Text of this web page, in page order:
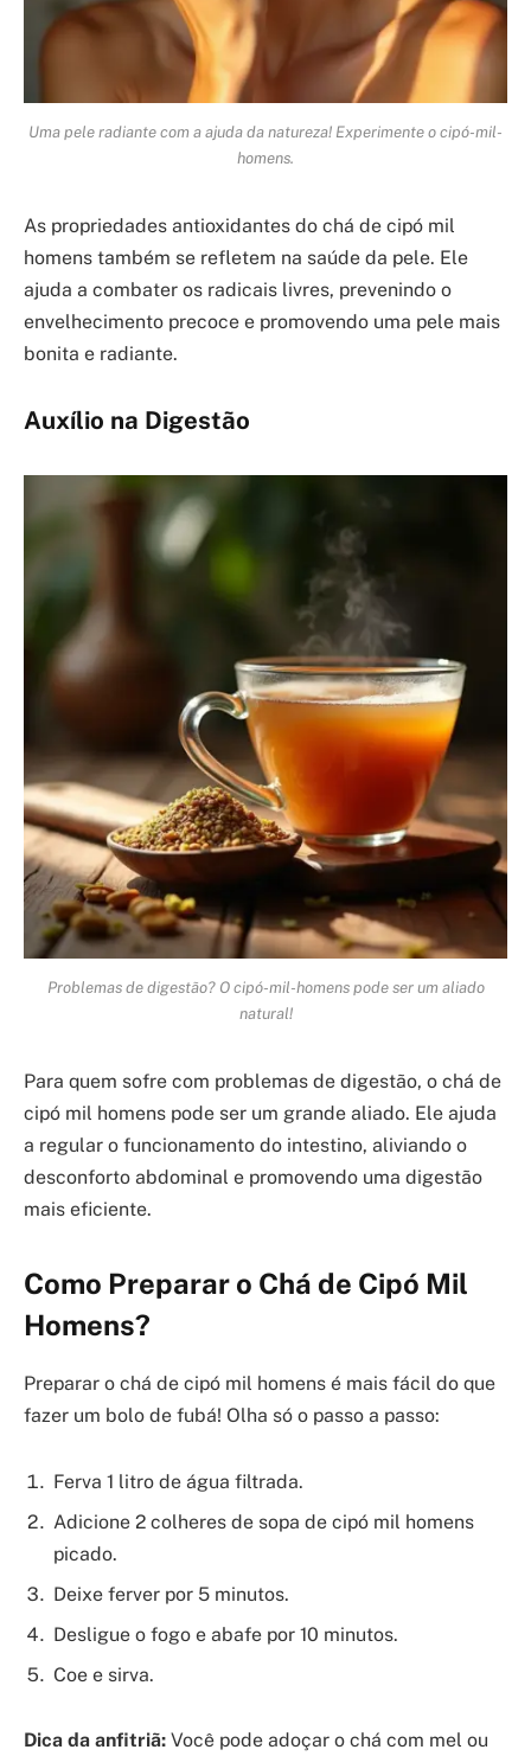
Uma pele radiante com a ajuda da natureza! Experimente o cipó-mil-
homens.
As propriedades antioxidantes do chá de cipó mil
homens também se refletem na saúde da pele. Ele
ajuda a combater os radicais livres, prevenindo o
envelhecimento precoce e promovendo uma pele mais
bonita e radiante.
Auxílio na Digestão
Problemas de digestão? O cipó-mil-homens pode ser um aliado
natural!
Para quem sofre com problemas de digestão, o chá de
cipó mil homens pode ser um grande aliado. Ele ajuda
a regular o funcionamento do intestino, aliviando o
desconforto abdominal e promovendo uma digestão
mais eficiente.
Como Preparar o Chá de Cipó Mil
Homens?
Preparar o chá de cipó mil homens é mais fácil do que
fazer um bolo de fubá! Olha só o passo a passo:
Ferva 1 litro de água filtrada.
Adicione 2 colheres de sopa de cipó mil homens
picado.
Deixe ferver por 5 minutos.
Desligue o fogo e abafe por 10 minutos.
Coe e sirva.
Dica da anfitriã: Você pode adoçar o chá com mel ou